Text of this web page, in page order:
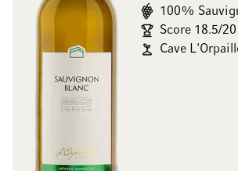
100%
Score 18.5/20